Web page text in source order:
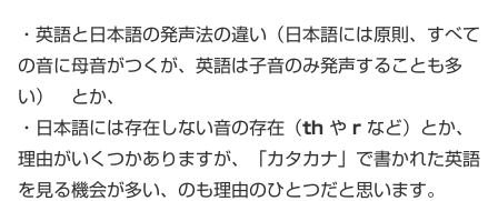
・英語と日本語の発声法の違い（日本語には原則、すべて
の音に母音がつくが、英語は子音のみ発声することも多
い） とか、
・日本語には存在しない音の存在（th や r など）とか、
理由がいくつかありますが、「カタカナ」で書かれた英語
を見る機会が多い、のも理由のひとつだと思います。